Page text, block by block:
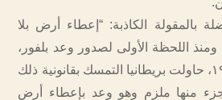
بالمقولة الكاذبة: “إعطاء أرض بلا
اللحظة الأولى لصدور وعد بلفور،
في نوفمبر من عام ١٩١٧، حاولت بريطانيا التمسك بقانونية ذلك
منها ملزم وهو وعد بإعطاء أرض